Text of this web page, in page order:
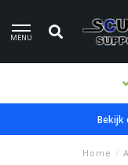
MENU
Bekijk
Home /